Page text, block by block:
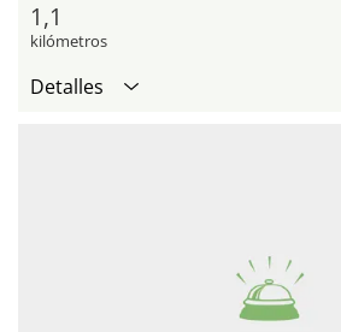
1,1
kilómetros
Detalles